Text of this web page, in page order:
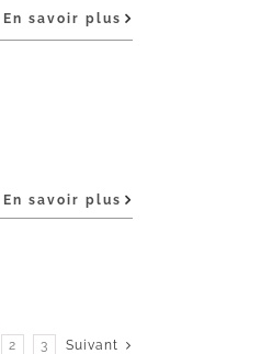
En savoir plus
En savoir plus
2 3 Suivant